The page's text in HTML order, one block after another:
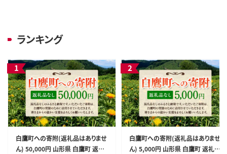
ランキング
白鷹町への寄附(返礼品はありませ
ん) 50,000円 山形県 白鷹町 返礼
白鷹町への寄附(返礼品はありませ
ん) 5,000円 山形県 白鷹町 返礼品